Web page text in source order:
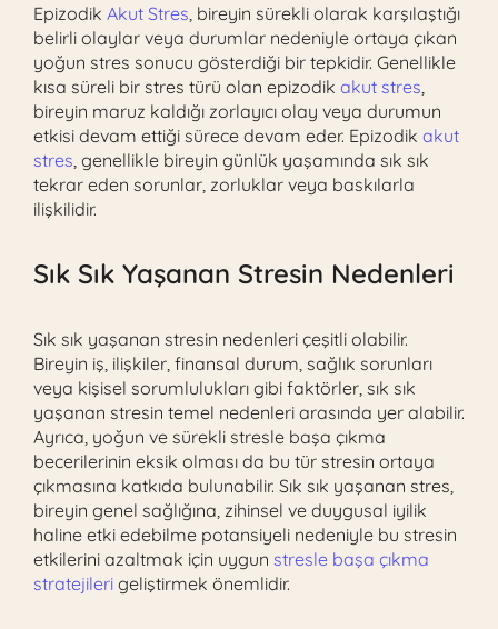
Epizodik Akut Stres , bireyin sürekli olarak karşılaştığı
belirli olaylar veya durumlar nedeniyle ortaya çıkan
yoğun stres sonucu gösterdiği bir tepkidir. Genellikle
kısa süreli bir stres türü olan epizodik akut stres
bireyin maruz kaldığı zorlayıcı olay veya durumun
etkisi devam ettiği sürece devam eder. Epizodik akut
stres , genellikle bireyin günlük yaşamında sık sık
tekrar eden sorunlar, zorluklar veya baskılarla
ilişkilidir.
Sık Sık Yaşanan Stresin Nedenleri
Sık sık yaşanan stresin nedenleri çeşitli olabilir.
Bireyin iş, ilişkiler, finansal durum, sağlık sorunları
veya kişisel sorumlulukları gibi faktörler, sık sık
yaşanan stresin temel nedenleri arasında yer alabilir.
Ayrıca, yoğun ve sürekli stresle başa çıkma
becerilerinin eksik olması da bu tür stresin ortaya
çıkmasına katkıda bulunabilir. Sık sık yaşanan stres,
bireyin genel sağlığına, zihinsel ve duygusal iyilik
haline etki edebilme potansiyeli nedeniyle bu stresin
etkilerini azaltmak için uygun stresle başa çıkma
stratejileri geliştirmek önemlidir.